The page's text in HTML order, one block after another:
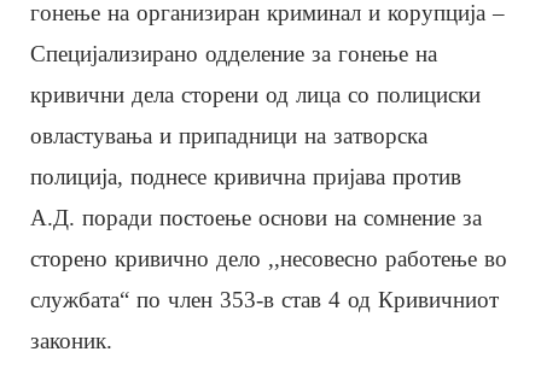
гонење на организиран криминал и корупција –
Специјализирано одделение за гонење на
кривични дела сторени од лица со полициски
овластувања и припадници на затворска
полиција, поднесе кривична пријава против
А.Д. поради постоење основи на сомнение за
сторено кривично дело ,,несовесно работење во
службата“ по член 353-в став 4 од Кривичниот
законик.